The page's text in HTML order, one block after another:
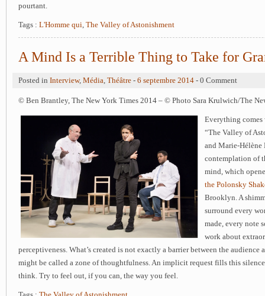
pourtant.
Tags : L'Homme qui, The Valley of Astonishment
A Mind Is a Terrible Thing to Take for
Posted in Interview, Média, Théâtre - 6 septembre 2014 - 0 Comment
© Ben Brantley, The New York Times 2014 – © Photo Sara Krulwich/The
Everything comes
“The Valley of
and Marie-Hélène
contemplation of
mind, which
the Polonsky
Brooklyn. A
surround every
made, every note
work about
perceptiveness. What’s created is not exactly a barrier between the audience
might be called a zone of thoughtfulness. An implicit request fills this
think. Try to feel out, if you can, the way you feel.